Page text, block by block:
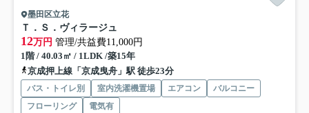
墨田区立花
Ｔ．Ｓ．ヴィラージュ
12万円 管理/共益費11,000円
1階 / 40.03㎡ / 1LDK /築15年
京成押上線「京成曳舟」駅 徒歩23分
バス・トイレ別 室内洗濯機置場 エアコン
バルコニー
フローリング
電気有